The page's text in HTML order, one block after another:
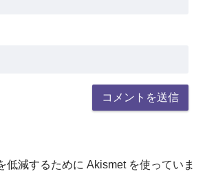
低減するために Akismet を使っていま